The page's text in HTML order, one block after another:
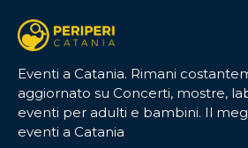
Eventi a Catania. Rimani
aggiornato su Concerti, mostre,
eventi per adulti e bambini. Il
eventi a Catania